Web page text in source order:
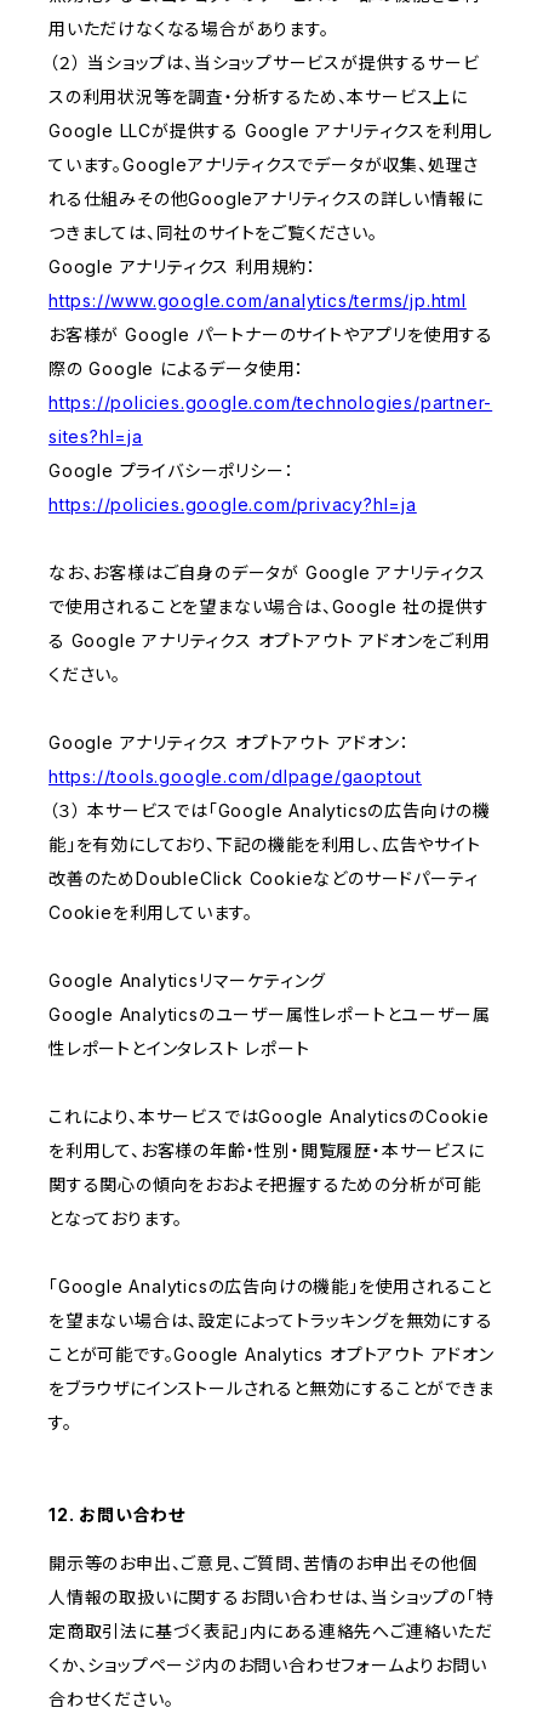
用いただけなくなる場合があります。
（２） 当ショップは、当ショップサービスが提供するサービ
スの利用状況等を調査・分析するため、本サービス上に
Google LLCが提供する Google アナリティクスを利用し
ています。Googleアナリティクスでデータが収集、処理さ
れる仕組みその他Googleアナリティクスの詳しい情報に
つきましては、同社のサイトをご覧ください。
Google アナリティクス 利用規約：
https://www.google.com/analytics/terms/jp.html
お客様が Google パートナーのサイトやアプリを使用する
際の Google によるデータ使用：
https://policies.google.com/technologies/partner-
sites?hl=ja
Google プライバシーポリシー：
https://policies.google.com/privacy?hl=ja
なお、お客様はご自身のデータが Google アナリティクス
で使用されることを望まない場合は、Google 社の提供す
る Google アナリティクス オプトアウト アドオンをご利用
ください。
Google アナリティクス オプトアウト アドオン：
https://tools.google.com/dlpage/gaoptout
（３） 本サービスでは「Google Analyticsの広告向けの機
能」を有効にしており、下記の機能を利用し、広告やサイト
改善のためDoubleClick Cookieなどのサードパーティ
Cookieを利用しています。
Google Analyticsリマーケティング
Google Analyticsのユーザー属性レポートとユーザー属
性レポートとインタレスト レポート
これにより、本サービスではGoogle AnalyticsのCookie
を利用して、お客様の年齢・性別・閲覧履歴・本サービスに
関する関心の傾向をおおよそ把握するための分析が可能
となっております。
「Google Analyticsの広告向けの機能」を使用されること
を望まない場合は、設定によってトラッキングを無効にする
ことが可能です。Google Analytics オプトアウト アドオン
をブラウザにインストールされると無効にすることができま
す。
12. お問い合わせ
開示等のお申出、ご意見、ご質問、苦情のお申出その他個
人情報の取扱いに関するお問い合わせは、当ショップの「特
定商取引法に基づく表記」内にある連絡先へご連絡いただ
くか、ショップページ内のお問い合わせフォームよりお問い
合わせください。